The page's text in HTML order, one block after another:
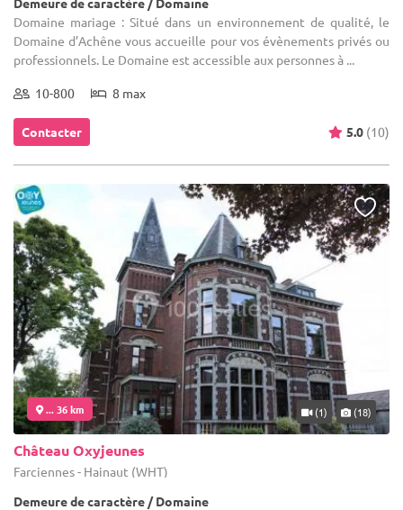
Domaine mariage : Situé dans un environnement de qualité, le
Domaine d’Achêne vous accueille pour vos évènements privés ou
professionnels. Le Domaine est accessible aux personnes à ...
10-800 8 max
Contacter 5.0 (10)
... 36 km (1) (18)
Château Oxyjeunes
Farciennes - Hainaut (WHT)
Demeure de caractère / Domaine